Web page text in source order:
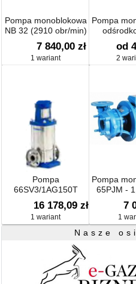
Pompa monoblokowa
NB 32 (2910 obr/min)
7 840,00 zł
1 wariant
Pompa
od
2
Pompa
66SV3/1AG150T
16 178,09 zł
1 wariant
Pompa
65PJM -
7
1
Nasze